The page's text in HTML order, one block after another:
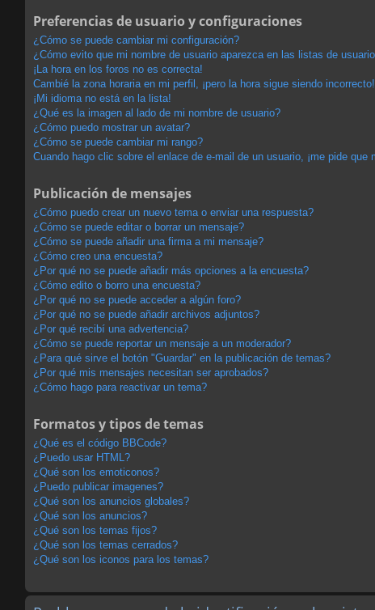
Preferencias de usuario y configuraciones
¿Cómo se puede cambiar mi configuración?
¿Cómo evito que mi nombre de usuario aparezca en las listas de
¡La hora en los foros no es correcta!
Cambié la zona horaria en mi perfil, ¡pero la hora sigue siendo incorrecto!
¡Mi idioma no está en la lista!
¿Qué es la imagen al lado de mi nombre de usuario?
¿Cómo puedo mostrar un avatar?
¿Cómo se puede cambiar mi rango?
Cuando hago clic sobre el enlace de e-mail de un usuario, ¡me pide que
Publicación de mensajes
¿Cómo puedo crear un nuevo tema o enviar una respuesta?
¿Cómo se puede editar o borrar un mensaje?
¿Cómo se puede añadir una firma a mi mensaje?
¿Cómo creo una encuesta?
¿Por qué no se puede añadir más opciones a la encuesta?
¿Cómo edito o borro una encuesta?
¿Por qué no se puede acceder a algún foro?
¿Por qué no se puede añadir archivos adjuntos?
¿Por qué recibí una advertencia?
¿Cómo se puede reportar un mensaje a un moderador?
¿Para qué sirve el botón "Guardar" en la publicación de temas?
¿Por qué mis mensajes necesitan ser aprobados?
¿Cómo hago para reactivar un tema?
Formatos y tipos de temas
¿Qué es el código BBCode?
¿Puedo usar HTML?
¿Qué son los emoticonos?
¿Puedo publicar imagenes?
¿Qué son los anuncios globales?
¿Qué son los anuncios?
¿Qué son los temas fijos?
¿Qué son los temas cerrados?
¿Qué son los iconos para los temas?